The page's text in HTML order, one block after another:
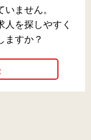
ません。
を探しやすく
ますか？